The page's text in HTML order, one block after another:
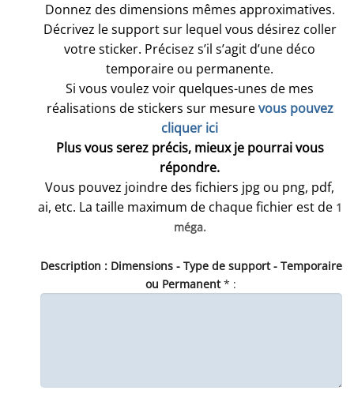
Donnez des dimensions mêmes approximatives.
Décrivez le support sur lequel vous désirez coller
votre sticker. Précisez s’il s’agit d’une déco
temporaire ou permanente.
Si vous voulez voir quelques-unes de mes
réalisations de stickers sur mesurevous pouvez
cliquer ici
Plus vous serez précis, mieux je pourrai vous
répondre.
Vous pouvez joindre des fichiers jpg ou png, pdf,
ai, etc. La taille maximum de chaque fichier est de 1
méga.
Description : Dimensions - Type de support - Temporaire
ou Permanent* :